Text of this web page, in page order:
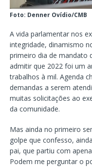
Foto: Denner Ovídio/CMB
A vida parlamentar nos
integridade, dinamismo
primeiro dia de mandato
admitir que 2022 foi um
trabalhos à mil. Agenda
demandas a serem
muitas solicitações ao
da comunidade.
Mas ainda no primeiro
golpe que confesso,
pai, que partiu com
Podem me perguntar o